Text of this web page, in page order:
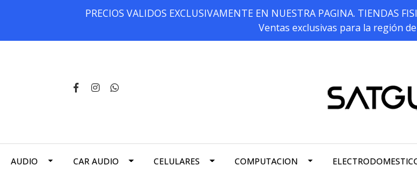
PRECIOS VALIDOS EXCLUSIVAMENTE EN NUESTRA PAGINA. TIENDAS
Ventas exclusivas para la región
AUDIO CAR AUDIO CELULARES COMPUTACION